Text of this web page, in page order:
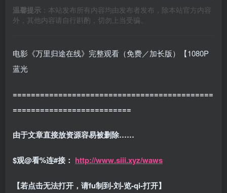
温馨提示 ：本站发布所有内容均由发布者发布，除本站官方内容
外，其他内容请自行斟酌，切勿上当受骗。
电影《万里归途在线》完整观看（免费／加长版）【1080P
蓝光
============================================
==========================
由于文章直接放资源容易被删除……
$观@看%连#接： http://www.siii.xyz/waws
【若点击无法打开，请fu制到-刘-览-qi-打开】